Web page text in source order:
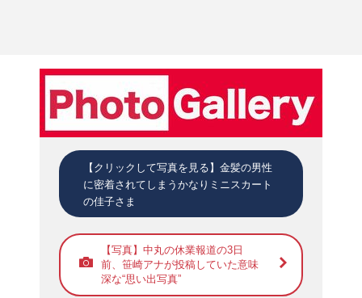
【クリックして写真を見る】金髪の男性
に密着されてしまうかなりミニスカート
の佳子さま
【写真】中丸の休業報道の3日
前、笹崎アナが投稿していた意味
深な“思い出写真”